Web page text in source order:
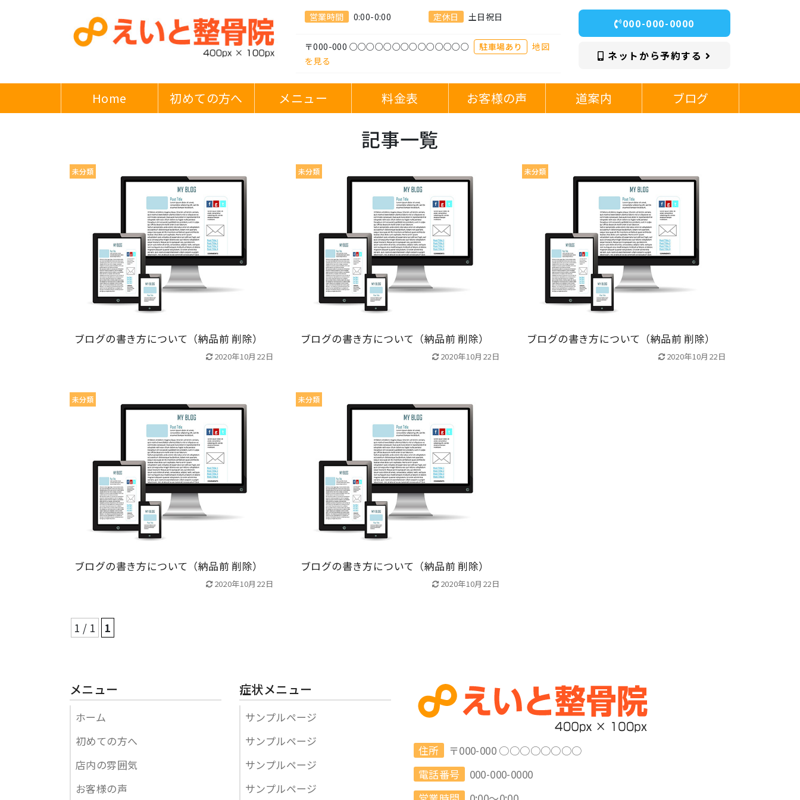
営業時間 0:00-0:00 定休日 土日祝日
〒000-000 ○○○○○○○○○○○○○○ 駐車場あり
地図
を見る
000-000-0000
ネットから予約する
Home 初めての方へ メニュー 料金表 お客様の声 道案内 ブログ
記事一覧
未分類
ブログの書き方について（納品前 削除）
2020年10月22日
未分類
ブログの書き方について（納品前 削除）
2020年10月22日
未分類
ブログの書き方について（納品前 削除）
2020年10月22日
未分類
ブログの書き方について（納品前 削除）
2020年10月22日
未分類
ブログの書き方について（納品前 削除）
2020年10月22日
1 / 1 1
メニュー
ホーム
初めての方へ
店内の雰囲気
お客様の声
症状メニュー
サンプルページ
サンプルページ
サンプルページ
サンプルページ
住所
〒000-000 ○○○○○○○○
電話番号
000-000-0000